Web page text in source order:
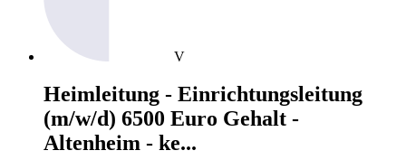
V
Heimleitung - Einrichtungsleitung
(m/w/d) 6500 Euro Gehalt -
Altenheim - ke...